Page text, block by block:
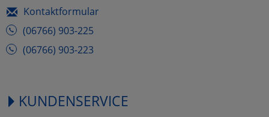
Kontaktformular
(06766) 903-225
(06766) 903-223
KUNDENSERVICE